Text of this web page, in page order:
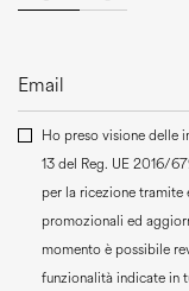
Ho preso visione delle
13 del Reg. UE 2016/
per la ricezione
promozionali ed
momento è possibile
funzionalità indicate in